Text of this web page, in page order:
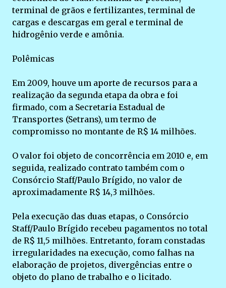
terminal de grãos e fertilizantes, terminal de
cargas e descargas em geral e terminal de
hidrogênio verde e amônia.
Polêmicas
Em 2009, houve um aporte de recursos para a
realização da segunda etapa da obra e foi
firmado, com a Secretaria Estadual de
Transportes (Setrans), um termo de
compromisso no montante de R$ 14 milhões.
O valor foi objeto de concorrência em 2010 e, em
seguida, realizado contrato também com o
Consórcio Staff/Paulo Brígido, no valor de
aproximadamente R$ 14,3 milhões.
Pela execução das duas etapas, o Consórcio
Staff/Paulo Brígido recebeu pagamentos no total
de R$ 11,5 milhões. Entretanto, foram constadas
irregularidades na execução, como falhas na
elaboração de projetos, divergências entre o
objeto do plano de trabalho e o licitado.